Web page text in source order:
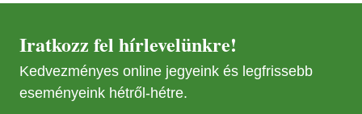
Iratkozz fel hírlevelünkre!
Kedvezményes online jegyeink és legfrissebb
eseményeink hétről-hétre.